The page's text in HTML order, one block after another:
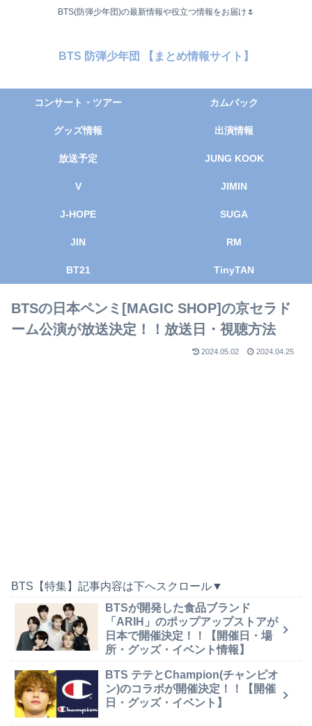
BTS(防弾少年団)の最新情報や役立つ情報をお届け🌷
BTS 防弾少年団 【まとめ情報サイト】
コンサート・ツアー カムバック
グッズ情報 出演情報
放送予定 JUNG KOOK
V JIMIN
J-HOPE SUGA
JIN RM
BT21 TinyTAN
BTSの日本ペンミ[MAGIC SHOP]の京セラド
ーム公演が放送決定！！放送日・視聴方法
2024.05.02 2024.04.25
BTS【特集】記事内容は下へスクロール▼
BTSが開発した食品ブランド
「ARIH」のポップアップストアが
日本で開催決定！！【開催日・場
所・グッズ・イベント情報】
BTS テテとChampion(チャンピオ
ン)のコラボが開催決定！！【開催
日・グッズ・イベント】